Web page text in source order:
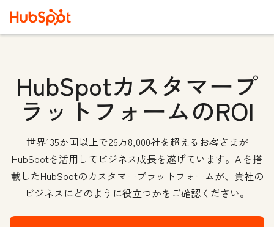
HubSpotカスタマープ
ラットフォームのROI
世界135か国以上で26万8,000社を超えるお客さまが
HubSpotを活用してビジネス成長を遂げています。AIを搭
載したHubSpotのカスタマープラットフォームが、貴社の
ビジネスにどのように役立つかをご確認ください。